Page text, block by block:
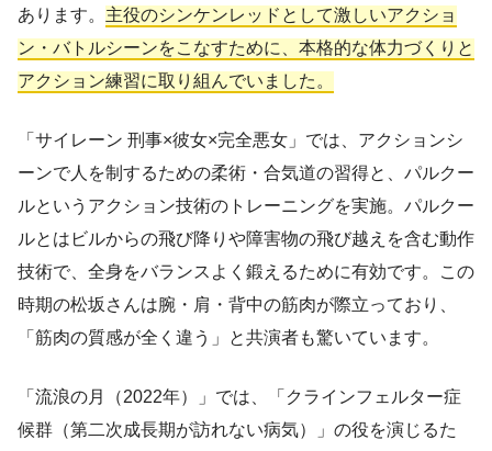
あります。 主役のシンケンレッドとして激しいアクショ
ン・バトルシーンをこなすために、本格的な体力づくりと
アクション練習に取り組んでいました。
「サイレーン 刑事×彼女×完全悪女」では、アクションシ
ーンで人を制するための柔術・合気道の習得と、パルクー
ルというアクション技術のトレーニングを実施。パルクー
ルとはビルからの飛び降りや障害物の飛び越えを含む動作
技術で、全身をバランスよく鍛えるために有効です。この
時期の松坂さんは腕・肩・背中の筋肉が際立っており、
「筋肉の質感が全く違う」と共演者も驚いています。
「流浪の月（2022年）」では、「クラインフェルター症
候群（第二次成長期が訪れない病気）」の役を演じるた